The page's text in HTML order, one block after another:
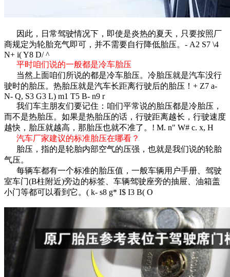
因此，日常驾驶情况下，即使是炎热的夏天，只要按照厂
商规定为轮胎充气即可，并不需要自行降低胎压。 - A2 S7 \4
N+ i( Y8 D/ ^
平时咱们说的一般都是冷车胎压
当然上面咱们所说的都是冷车胎压。冷胎压就是汽车没行
驶时的胎压。热胎压就是汽车长距离行驶后的胎压！ + Z7 a-
N- Q, S3 G3 L) m1 T5 B- n9 r
我们车主朋友们要记住：咱们平常说的胎压都是冷胎压，
而不是热胎压。如果是热胎压的话，行驶距离越长，行驶速度
越快，胎压就越高，那胎压也就不准了。 ! M. n" W# c. x, H
汽车厂家建议的标准胎压在哪看？
胎压，指的是轮胎内部空气的压强，也就是我们说的轮胎
气压。
每辆车都有一个标准的胎压值，一般车辆用户手册、驾驶
室车门(B柱附近)旁边的标签、车辆驾驶座旁的抽屉、油箱盖
小门等都可以看到它。 ( k- s8 g* I$ I3 B( O